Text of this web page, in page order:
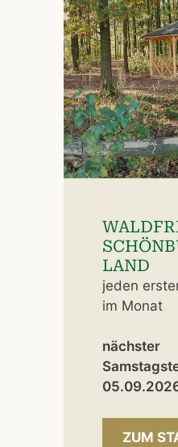
LAND
jeden
im Monat
nächster
ZUM